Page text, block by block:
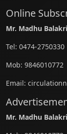
Online
Mr. Madhu
Tel: 0474-2750330
Mob: 9846010772
Email:
Mr. Madhu